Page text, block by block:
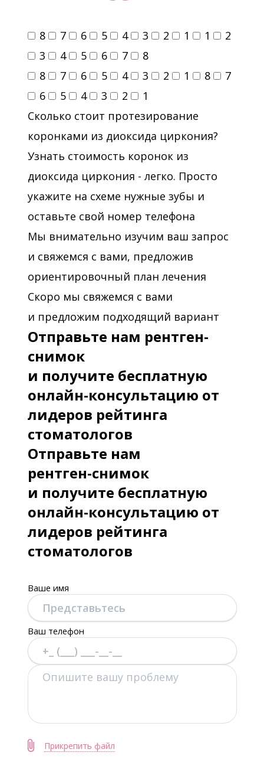
8 7 6 5 4 3 2 1 1
2
3
4 5 6 7
8
8
7 6 5 4 3 2 1 8
7
6
5 4 3 2
1
Сколько стоит протезирование
коронками из диоксида циркония?
Узнать стоимость коронок из
диоксида циркония - легко. Просто
укажите на схеме нужные зубы и
оставьте свой номер телефона
Мы внимательно изучим ваш запрос
и свяжемся с вами, предложив
ориентировочный план лечения
Скоро мы свяжемся с вами
и предложим подходящий вариант
Отправьте нам рентген-
снимок
и получите бесплатную
онлайн-консультацию от
лидеров рейтинга
стоматологов
Отправьте нам
рентген-снимок
и получите бесплатную
онлайн-консультацию от
лидеров рейтинга
стоматологов
Ваше имя
Ваш телефон
Прикрепить файл